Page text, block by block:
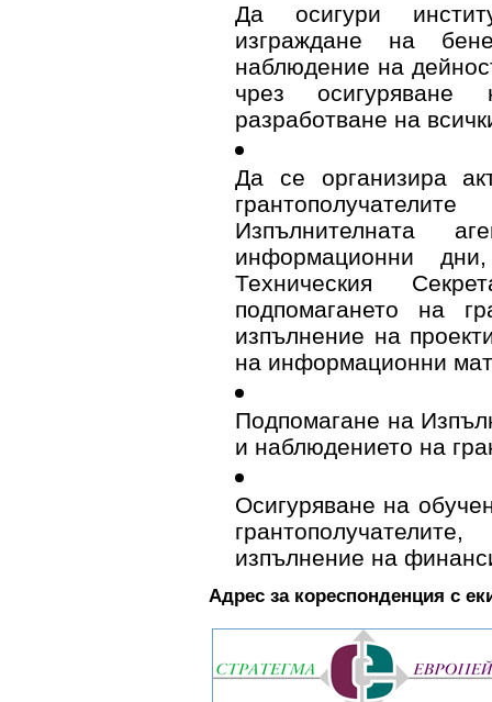
Да осигури
изграждане на
наблюдение на
чрез
разработване на
Да се организира
Изпълнителната
информационни
Техническия
подпомагането на
изпълнение на
на информационни
Подпомагане на
и наблюдението на
Осигуряване на
изпълнение на
Адрес за кореспонденция с